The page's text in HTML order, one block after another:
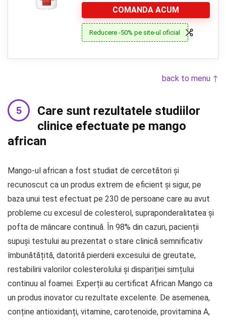
COMANDA ACUM
Reducere -50% pe site-ul oficial
back to menu ↑
Care sunt rezultatele studiilor
clinice efectuate pe mango
african
Mango-ul african a fost studiat de cercetători și
recunoscut ca un produs extrem de eficient și sigur, pe
baza unui test efectuat pe 230 de persoane care au avut
probleme cu excesul de colesterol, supraponderalitatea și
pofta de mâncare continuă. În 98% din cazuri, pacienții
supuși testului au prezentat o stare clinică semnificativ
îmbunătățită, datorită pierderii excesului de greutate,
restabilirii valorilor colesterolului și dispariției simțului
continuu al foamei. Experții au certificat African Mango ca
un produs inovator cu rezultate excelente. De asemenea,
conține antioxidanți, vitamine, carotenoide, provitamina A,